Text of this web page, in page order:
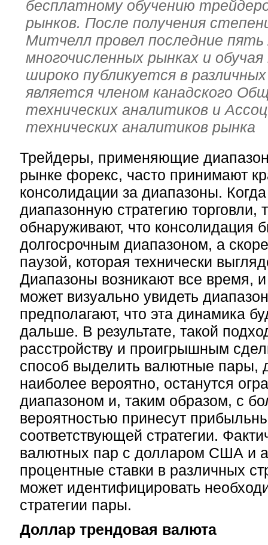
бесплатному обучению
рынков. После получения
Митчелл провел последние
многочисленных рынках и
широко публикуется в
является членом канадского
технических аналитиков и
технических аналитиков рынка
Трейдеры, применяющие
рынке форекс, часто принимают
консолидации за диапазоны.
диапазонную стратегию торговли,
обнаруживают, что консолидация
долгосрочным диапазоном, а
паузой, которая технически
Диапазоны возникают все время, и
может визуально увидеть
предполагают, что эта динамика
дальше. В результате, такой
расстройству и проигрышным
способ выделить валютные пары,
наиболее вероятно, останутся
диапазоном и, таким образом, с
вероятностью принесут
соответствующей стратегии.
валютных пар с долларом США и
процентные ставки в различных
может идентифицировать
стратегии пары.
Доллар трендовая валюта